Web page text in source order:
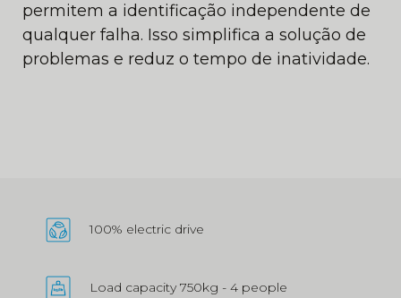
permitem a identificação independente de
qualquer falha. Isso simplifica a solução de
problemas e reduz o tempo de inatividade.
100% electric drive
Load capacity 750kg - 4 people